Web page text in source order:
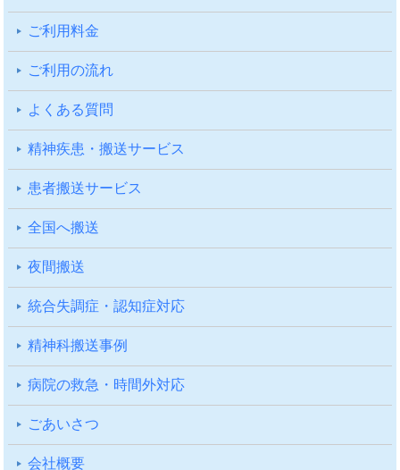
ご利⽤料⾦
ご利⽤の流れ
よくある質問
精神疾患・搬送サービス
患者搬送サービス
全国へ搬送
夜間搬送
統合失調症・認知症対応
精神科搬送事例
病院の救急・時間外対応
ごあいさつ
会社概要